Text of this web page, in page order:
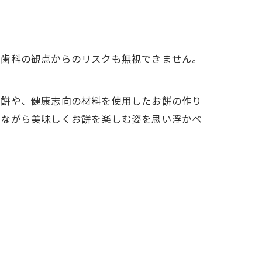
の観点からのリスクも無視できません。
や、健康志向の材料を使用したお餅の作り
がら美味しくお餅を楽しむ姿を思い浮かべ